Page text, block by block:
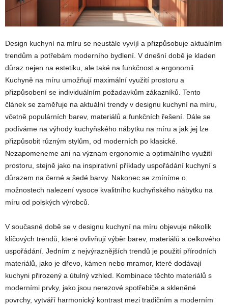
Design kuchyní na míru se neustále vyvíjí a přizpůsobuje aktuálním
trendům a potřebám moderního bydlení. V dnešní době je kladen
důraz nejen na estetiku, ale také na funkčnost a ergonomii.
Kuchyně na míru umožňují maximální využití prostoru a
přizpůsobení se individuálním požadavkům zákazníků. Tento
článek se zaměřuje na aktuální trendy v designu kuchyní na míru,
včetně populárních barev, materiálů a funkčních řešení. Dále se
podíváme na výhody kuchyňského nábytku na míru a jak jej lze
přizpůsobit různým stylům, od moderních po klasické.
Nezapomeneme ani na význam ergonomie a optimálního využití
prostoru, stejně jako na inspirativní příklady uspořádání kuchyní s
důrazem na černé a šedé barvy. Nakonec se zmíníme o
možnostech nalezení vysoce kvalitního kuchyňského nábytku na
míru od polských výrobců.
V současné době se v designu kuchyní na míru objevuje několik
klíčových trendů, které ovlivňují výběr barev, materiálů a celkového
uspořádání. Jedním z nejvýraznějších trendů je použití přírodních
materiálů, jako je dřevo, kámen nebo mramor, které dodávají
kuchyni přirozený a útulný vzhled. Kombinace těchto materiálů s
moderními prvky, jako jsou nerezové spotřebiče a skleněné
povrchy, vytváří harmonický kontrast mezi tradičním a moderním